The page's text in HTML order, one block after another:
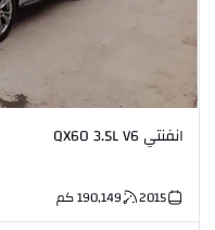
انفنتي QX60 3.5L V6
2015
190,149كم